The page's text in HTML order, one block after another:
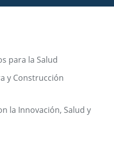
para la Salud
y Construcción
la Innovación, Salud y